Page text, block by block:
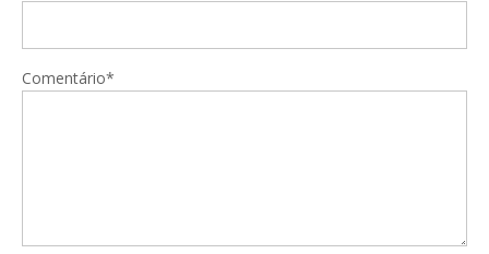
Comentário*